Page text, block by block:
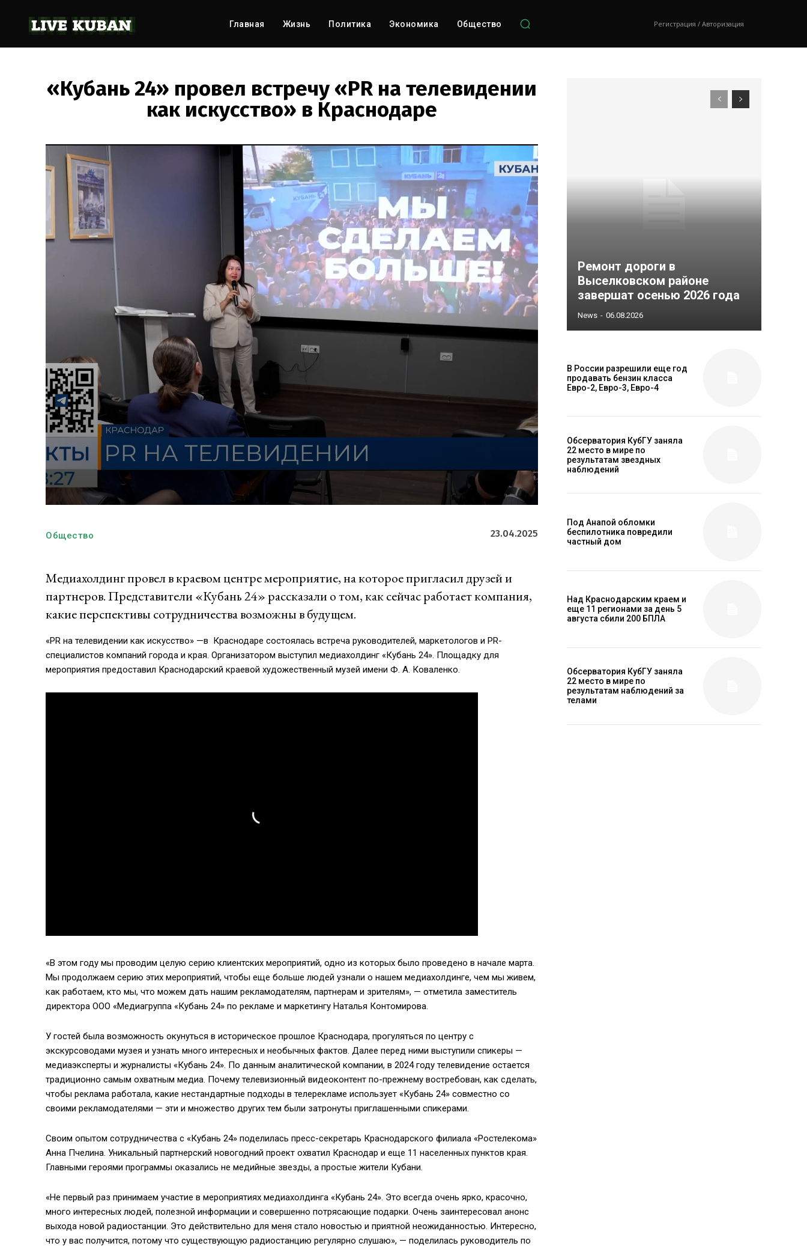
Главная Жизнь Политика Экономика Общество Регистрация / Авторизация
«Кубань 24» провел встречу «PR на телевидении
как искусство» в Краснодаре
Общество 23.04.2025
Медиахолдинг провел в краевом центре мероприятие, на которое пригласил друзей и
партнеров. Представители «Кубань 24» рассказали о том, как сейчас работает компания,
какие перспективы сотрудничества возможны в будущем.
«PR на телевидении как искусство» —в Краснодаре состоялась встреча руководителей, маркетологов и PR-
специалистов компаний города и края. Организатором выступил медиахолдинг «Кубань 24». Площадку для
мероприятия предоставил Краснодарский краевой художественный музей имени Ф. А. Коваленко.
«В этом году мы проводим целую серию клиентских мероприятий, одно из которых было проведено в начале марта.
Мы продолжаем серию этих мероприятий, чтобы еще больше людей узнали о нашем медиахолдинге, чем мы живем,
как работаем, кто мы, что можем дать нашим рекламодателям, партнерам и зрителям», — отметила заместитель
директора ООО «Медиагруппа «Кубань 24» по рекламе и маркетингу Наталья Контомирова.
У гостей была возможность окунуться в историческое прошлое Краснодара, прогуляться по центру с
экскурсоводами музея и узнать много интересных и необычных фактов. Далее перед ними выступили спикеры —
медиаэксперты и журналисты «Кубань 24». По данным аналитической компании, в 2024 году телевидение остается
традиционно самым охватным медиа. Почему телевизионный видеоконтент по-прежнему востребован, как сделать,
чтобы реклама работала, какие нестандартные подходы в телерекламе использует «Кубань 24» совместно со
своими рекламодателями — эти и множество других тем были затронуты приглашенными спикерами.
Своим опытом сотрудничества с «Кубань 24» поделилась пресс-секретарь Краснодарского филиала «Ростелекома»
Анна Пчелина. Уникальный партнерский новогодний проект охватил Краснодар и еще 11 населенных пунктов края.
Главными героями программы оказались не медийные звезды, а простые жители Кубани.
«Не первый раз принимаем участие в мероприятиях медиахолдинга «Кубань 24». Это всегда очень ярко, красочно,
много интересных людей, полезной информации и совершенно потрясающие подарки. Очень заинтересовал анонс
выхода новой радиостанции. Это действительно для меня стало новостью и приятной неожиданностью. Интересно,
что у вас получится, потому что существующую радиостанцию регулярно слушаю», — поделилась руководитель по
Ремонт дороги в
Выселковском районе
завершат осенью 2026 года
News - 06.08.2026
В России разрешили еще год
продавать бензин класса
Евро-2, Евро-3, Евро-4
Обсерватория КубГУ заняла
22 место в мире по
результатам звездных
наблюдений
Под Анапой обломки
беспилотника повредили
частный дом
Над Краснодарским краем и
еще 11 регионами за день 5
августа сбили 200 БПЛА
Обсерватория КубГУ заняла
22 место в мире по
результатам наблюдений за
телами